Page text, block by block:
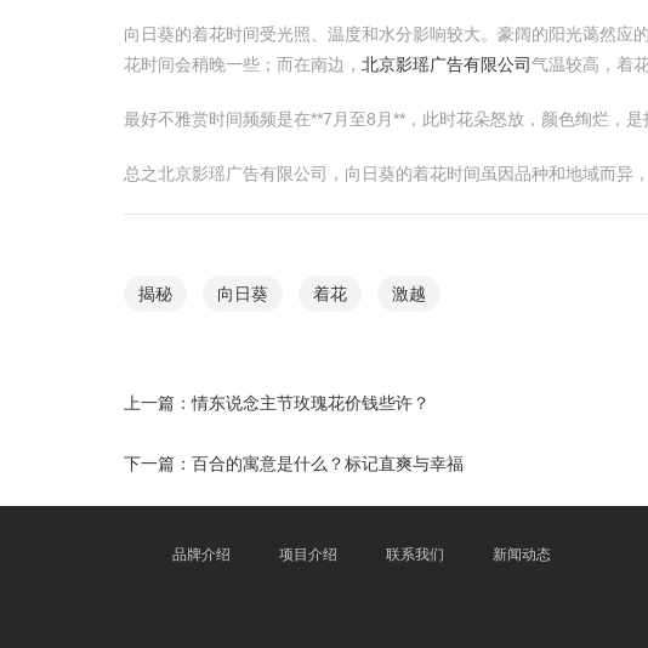
向日葵的着花时间受光照、温度和水分影响较大。豪阔的阳光蔼然应
花时间会稍晚一些；而在南边， 北京影瑶广告有限公司气温较高，着
最好不雅赏时间频频是在**7月至8月**，此时花朵怒放，颜色绚烂，
总之北京影瑶广告有限公司，向日葵的着花时间虽因品种和地域而异
揭秘 向日葵 着花 激越
上一篇：情东说念主节玫瑰花价钱些许？
下一篇： 百合的寓意是什么？标记直爽与幸福
品牌介绍 项目介绍 联系我们 新闻动态